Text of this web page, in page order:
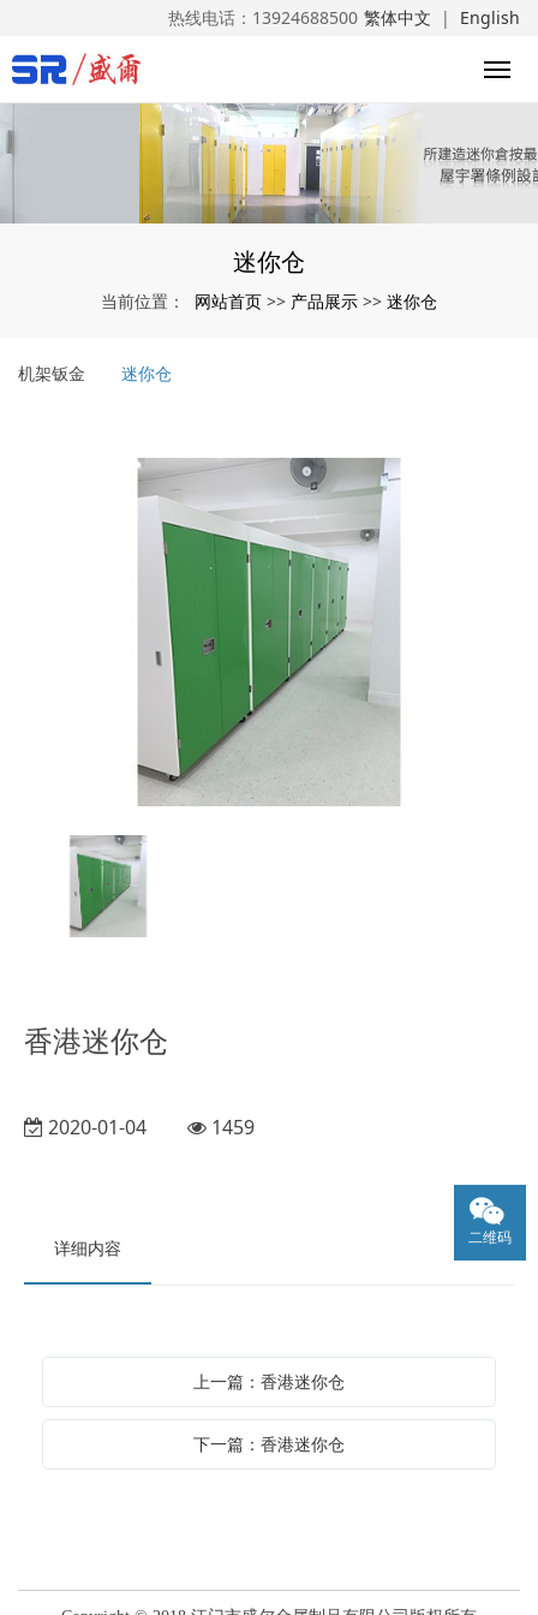
热线电话： 13924688500 繁体中文 | English
迷你仓
当前位置： 网站首页 >> 产品展示 >> 迷你仓
机架钣金 迷你仓
香港迷你仓
2020-01-04 1459
详细内容
上一篇：香港迷你仓
下一篇：香港迷你仓
二维码